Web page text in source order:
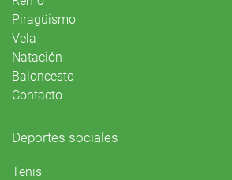
Piragüismo
Vela
Natación
Baloncesto
Contacto
Deportes sociales
Tenis